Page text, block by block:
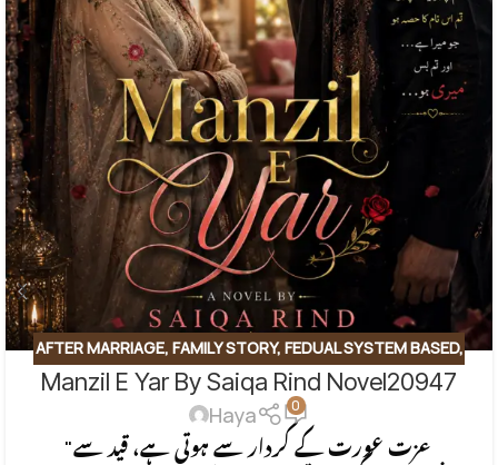
AFTER MARRIAGE, FAMILY STORY, FEDUAL SYSTEM BASED,
FORCED MARRIAGE BASED,REVENGE BASED NOVELS ,
ROMANTIC URDU NOVEL,RUDE HERO BASED
Manzil E Yar By Saiqa Rind Novel20947
Haya 0
"عزت عورت کے کردار سے ہوتی ہے، قید سے